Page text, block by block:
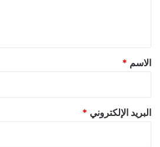
*
الاسم *
البريد الإلكتروني *